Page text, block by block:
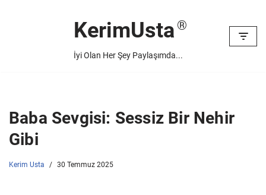
KerimUsta
İyi Olan Her Şey Paylaşımda...
Baba Sevgisi: Sessiz Bir Nehir
Gibi
Kerim Usta 30 Temmuz 2025